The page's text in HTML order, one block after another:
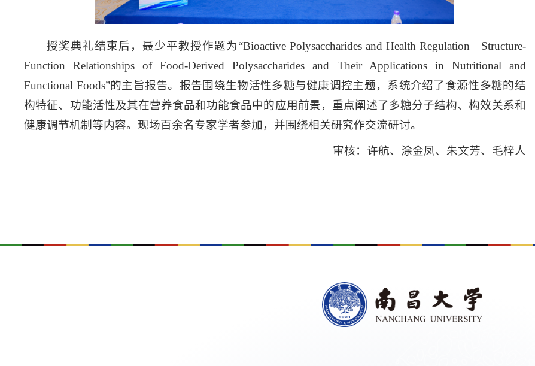
授奖典礼结束后，聂少平教授作题为“Bioactive Polysaccharides and Health Regulation—Structure-
Function Relationships of Food-Derived Polysaccharides and Their Applications in Nutritional and
Functional Foods”的主旨报告。报告围绕生物活性多糖与健康调控主题，系统介绍了食源性多糖的结
构特征、功能活性及其在营养食品和功能食品中的应用前景，重点阐述了多糖分子结构、构效关系和
健康调节机制等内容。现场百余名专家学者参加，并围绕相关研究作交流研讨。
审核：许航、涂金凤、朱文芳、毛梓人